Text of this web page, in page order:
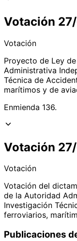
Votación
Votación
Proyecto de Ley
Administrativa
Técnica de
marítimos y de
Enmienda 136.
Votación
Votación
Votación del
de la Autoridad
Investigación
ferroviarios,
Publicaciones